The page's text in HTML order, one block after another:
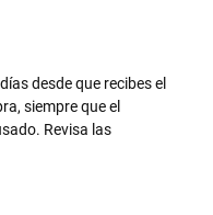
desde que recibes el
siempre que el
Revisa las